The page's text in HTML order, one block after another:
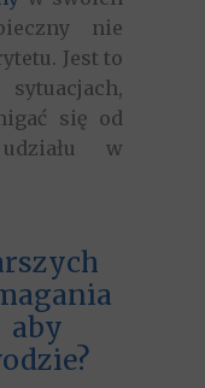
aby
nie
Jest to
się od
w